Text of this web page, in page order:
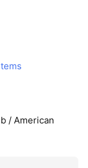
/ American